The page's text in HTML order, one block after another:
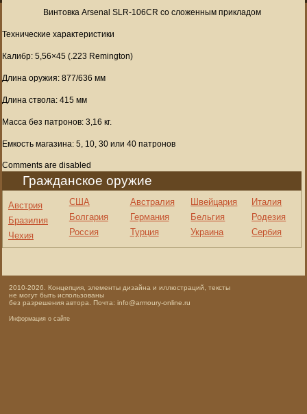
Винтовка Arsenal SLR-106CR со сложенным прикладом
Технические характеристики
Калибр: 5,56×45 (.223 Remington)
Длина оружия: 877/636 мм
Длина ствола: 415 мм
Масса без патронов: 3,16 кг.
Емкость магазина: 5, 10, 30 или 40 патронов
Comments are disabled
Гражданское оружие
Австрия
Бразилия
Чехия
США
Болгария
Россия
Австралия
Германия
Турция
Швейцария
Бельгия
Украина
Италия
Родезия
Сербия
2010-2026. Концепция, элементы дизайна и иллюстраций, тексты
не могут быть использованы
без разрешения автора. Почта: info@armoury-online.ru
Информация о сайте